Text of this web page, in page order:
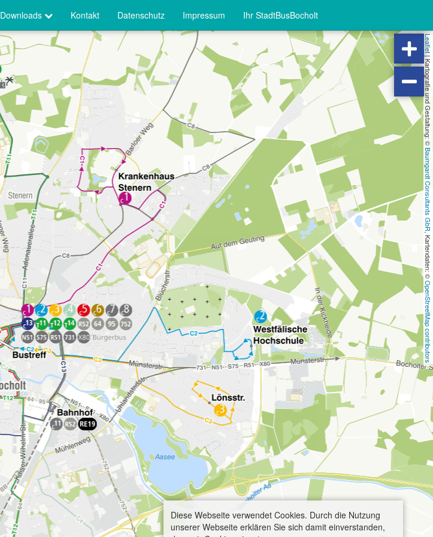
Downloads Kontakt Datenschutz Impressum Ihr StadtBusBocholt
Leaflet
|
Kartografie und Gestaltung: ©
Baumgardt Consultants GbR
, Kartendaten: ©
OpenStreetMap contributors
Diese Webseite verwendet Cookies. Durch die Nutzung
unserer Webseite erklären Sie sich damit einverstanden,